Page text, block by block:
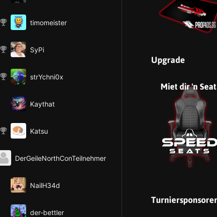
timomeister
SyPi
strYchni0x
Kaythat
Katsu
DerGeileNorthConTeilnehmer
NailH34d
der-bettler
Upgrade